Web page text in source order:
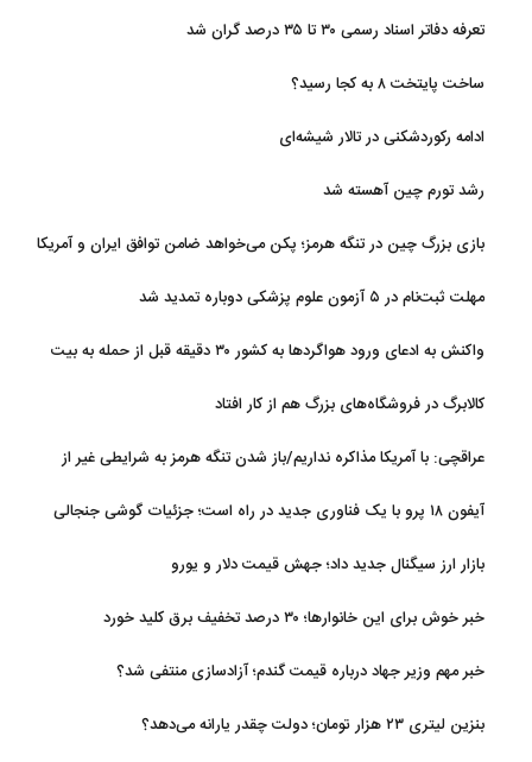
تعرفه دفاتر اسناد رسمی ۳۰ تا ۳۵ درصد گران شد
ساخت پایتخت ۸ به کجا رسید؟
ادامه رکوردشکنی در تالار شیشه‌ای
رشد تورم چین آهسته شد
بازی بزرگ چین در تنگه هرمز؛ پکن می‌خواهد ضامن توافق ایران و آمریکا
مهلت ثبت‌نام در ۵ آزمون علوم پزشکی دوباره تمدید شد
واکنش به ادعای ورود هواگردها به کشور ۳۰ دقیقه قبل از حمله به بیت
کالابرگ در فروشگاه‌های بزرگ هم از کار افتاد
عراقچی: با آمریکا مذاکره نداریم/باز شدن تنگه هرمز به شرایطی غیر از
آیفون ۱۸ پرو با یک فناوری جدید در راه است؛ جزئیات گوشی جنجالی
بازار ارز سیگنال جدید داد؛ جهش قیمت دلار و یورو
خبر خوش برای این خانوارها؛ ۳۰ درصد تخفیف برق کلید خورد
خبر مهم وزیر جهاد درباره قیمت گندم؛ آزادسازی منتفی شد؟
بنزین لیتری ۲۳ هزار تومان؛ دولت چقدر یارانه می‌دهد؟